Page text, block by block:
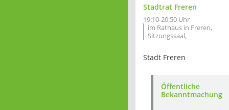
Stadtrat Freren
19:10-20:50 Uhr
im Rathaus in Freren,
Sitzungssaal,
Stadt Freren
Öffentliche
Bekanntmachung